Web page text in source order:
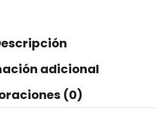
adicional
(0)